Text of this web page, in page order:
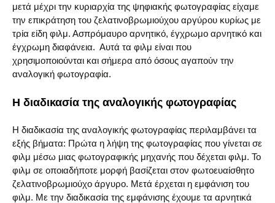
μετά μέχρι την κυριαρχία της ψηφιακής φωτογραφίας είχαμε
την επικράτηση του ζελατινοβρωμιούχου αργύρου κυρίως με
τρία είδη φιλμ. Ασπρόμαυρο αρνητικό, έγχρωμο αρνητικό και
έγχρωμη διαφάνεια. Αυτά τα φιλμ είναι που
χρησιμοποιούνται και σήμερα από όσους αγαπούν την
αναλογική φωτογραφία.
Η διαδικασία της αναλογικής φωτογραφίας
Η διαδικασία της αναλογικής φωτογραφίας περιλαμβάνει τα
εξής βήματα: Πρώτα η λήψη της φωτογραφίας που γίνεται σε
φιλμ μέσω μιας φωτογραφικής μηχανής που δέχεται φιλμ. Το
φιλμ σε οποιαδήποτε μορφή βασίζεται στον φωτοευαίσθητο
ζελατινοβρωμιούχο άργυρο. Μετά έρχεται η εμφάνιση του
φιλμ. Με την διαδικασία της εμφάνισης έχουμε τα αρνητικά